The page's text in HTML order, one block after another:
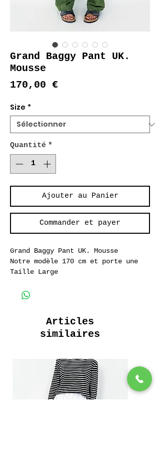
Grand Baggy Pant UK.
Mousse
170,00 €Prix
Size *
Quantité *
Ajouter au Panier
Commander et payer
Grand Baggy Pant UK. Mousse
Notre modèle 170 cm et porte une
Taille Large
Ceinture élastiquée
Baggy Pant UK. Work Trousers
Articles
similaires